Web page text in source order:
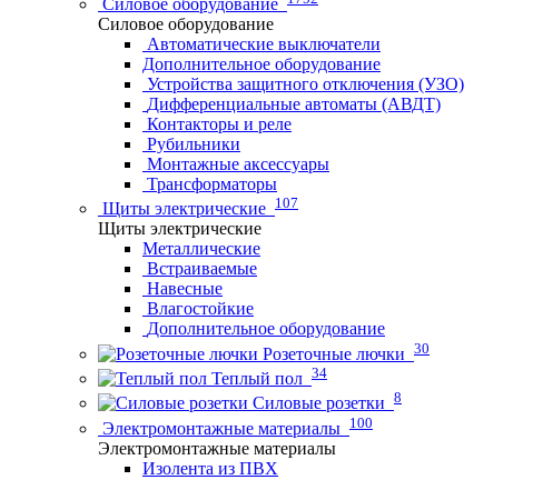
Силовое оборудование
Силовое оборудование
Автоматические выключатели
Дополнительное оборудование
Устройства защитного отключения (УЗО)
Дифференциальные автоматы (АВДТ)
Контакторы и реле
Рубильники
Монтажные аксессуары
Трансформаторы
Щиты электрические 107
Щиты электрические
Металлические
Встраиваемые
Навесные
Влагостойкие
Дополнительное оборудование
Розеточные лючки 30
Теплый пол 34
Силовые розетки 8
Электромонтажные материалы 100
Электромонтажные материалы
Изолента из ПВХ